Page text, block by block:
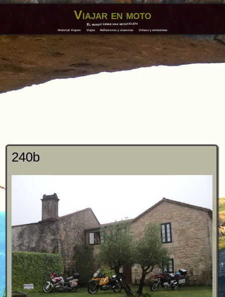
Viajar en moto
El mundo desde una motocicleta
Historial Viajero Viajes Reflexiones y vivencias Vídeos y entrevistas
240b